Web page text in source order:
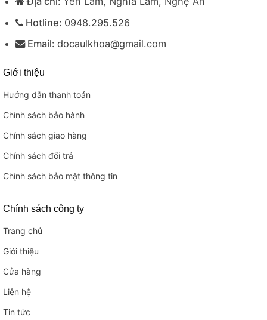
Hotline: 0948.295.526
Email: docaulkhoa@gmail.com
Giới thiệu
Hướng dẫn thanh toán
Chính sách bảo hành
Chính sách giao hàng
Chính sách đổi trả
Chính sách bảo mật thông tin
Chính sách công ty
Trang chủ
Giới thiệu
Cửa hàng
Liên hệ
Tin tức